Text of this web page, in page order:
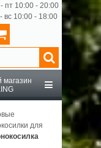
пт 10:00 - 20:00
вс 10:00 - 18:00
для